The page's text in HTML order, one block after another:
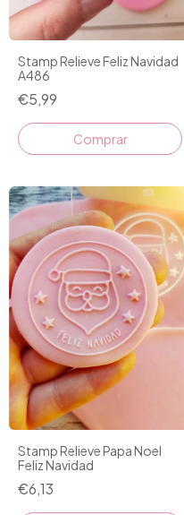
Stamp Relieve Feliz Navidad
A486
€5,99
Stamp Relieve Papa Noel
Feliz Navidad
€6,13